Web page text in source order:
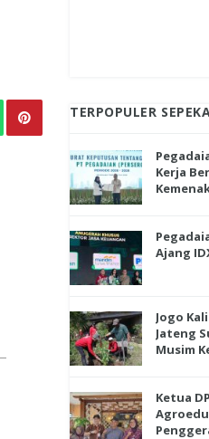
TERPOPULER
Kerja
Ajang
Jogo
Jateng
Musim
Ketua